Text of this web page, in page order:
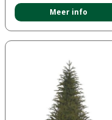
Meer info